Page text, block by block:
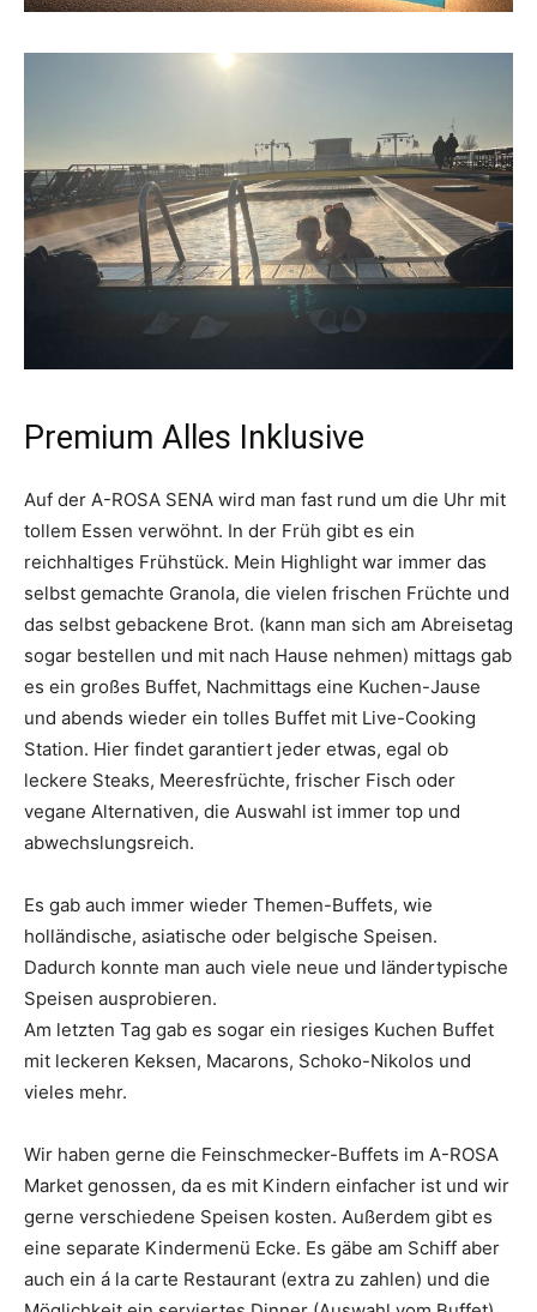
Premium Alles Inklusive
Auf der A-ROSA SENA wird man fast rund um die Uhr mit
tollem Essen verwöhnt. In der Früh gibt es ein
reichhaltiges Frühstück. Mein Highlight war immer das
selbst gemachte Granola, die vielen frischen Früchte und
das selbst gebackene Brot. (kann man sich am Abreisetag
sogar bestellen und mit nach Hause nehmen) mittags gab
es ein großes Buffet, Nachmittags eine Kuchen-Jause
und abends wieder ein tolles Buffet mit Live-Cooking
Station. Hier findet garantiert jeder etwas, egal ob
leckere Steaks, Meeresfrüchte, frischer Fisch oder
vegane Alternativen, die Auswahl ist immer top und
abwechslungsreich.
Es gab auch immer wieder Themen-Buffets, wie
holländische, asiatische oder belgische Speisen.
Dadurch konnte man auch viele neue und ländertypische
Speisen ausprobieren.
Am letzten Tag gab es sogar ein riesiges Kuchen Buffet
mit leckeren Keksen, Macarons, Schoko-Nikolos und
vieles mehr.
Wir haben gerne die Feinschmecker-Buffets im A-ROSA
Market genossen, da es mit Kindern einfacher ist und wir
gerne verschiedene Speisen kosten. Außerdem gibt es
eine separate Kindermenü Ecke. Es gäbe am Schiff aber
auch ein á la carte Restaurant (extra zu zahlen) und die